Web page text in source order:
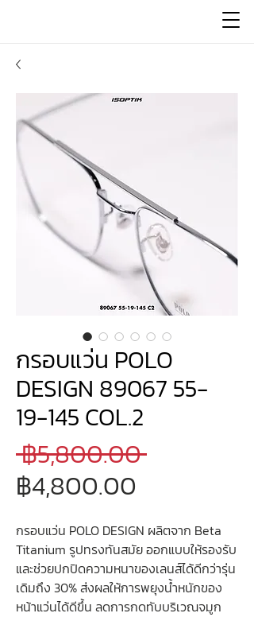
กรอบแว่น POLO
DESIGN 89067 55-
19-145 COL.2
฿5,800.00 ราคา
฿4,800.00
ขาย
ลด
กรอบแว่น POLO DESIGN ผลิตจาก Beta
Titanium รูปทรงทันสมัย ออกแบบให้รองรับ
และช่วยปกปิดความหนาของเลนส์ได้ดีกว่ารุ่น
เดิมถึง 30% ส่งผลให้การพยุงน้ำหนักของ
หน้าแว่นได้ดีขึ้น ลดการกดทับบริเวณจมูก